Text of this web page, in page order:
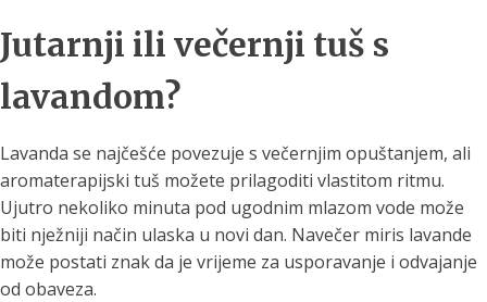
Jutarnji ili večernji tuš s
lavandom?
Lavanda se najčešće povezuje s večernjim opuštanjem, ali
aromaterapijski tuš možete prilagoditi vlastitom ritmu.
Ujutro nekoliko minuta pod ugodnim mlazom vode može
biti nježniji način ulaska u novi dan. Navečer miris lavande
može postati znak da je vrijeme za usporavanje i odvajanje
od obaveza.